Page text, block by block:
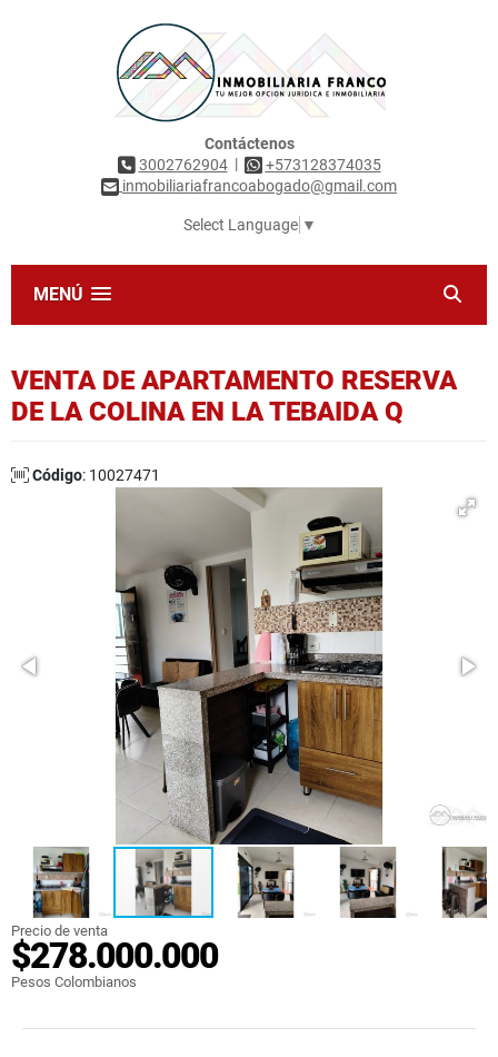
Contáctenos
3002762904|
+573128374035
inmobiliariafrancoabogado@gmail.com
Select Language ▼
MENÚ
VENTA DE APARTAMENTO RESERVA
DE LA COLINA EN LA TEBAIDA Q
Código: 10027471
Precio de venta
$278.000.000
Pesos Colombianos